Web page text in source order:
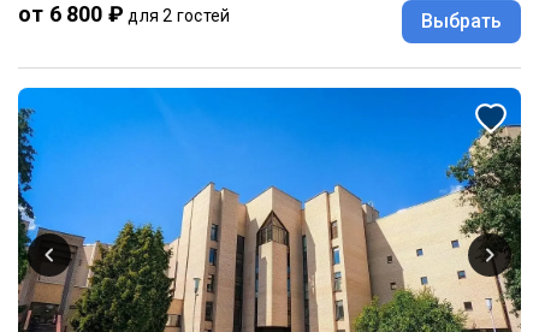
от 6 800 ₽ для 2 гостей Выбрать